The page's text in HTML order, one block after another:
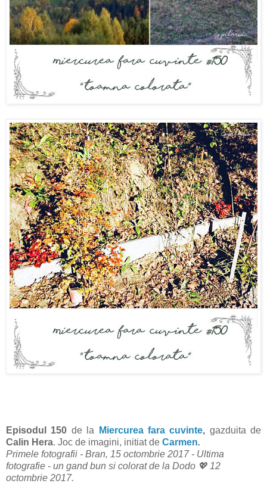
Episodul 150 de la Miercurea fara cuvinte, gazduita de
Calin Hera. Joc de imagini, initiat de Carmen.
Primele fotografii - Bran, 15 octombrie 2017 - Ultima
fotografie - un gand bun si colorat de la Dodo 💖 12
octombrie 2017.